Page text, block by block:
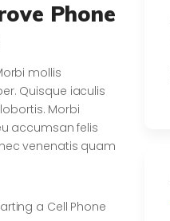
Phone
mollis
Quisque iaculis
Morbi
accumsan felis
venenatis quam